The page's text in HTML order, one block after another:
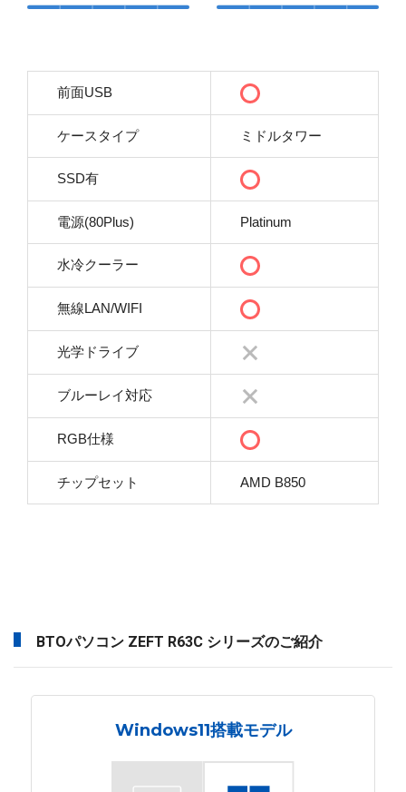
前面USB
ケースタイプ ミドルタワー
SSD有
電源(80Plus) Platinum
水冷クーラー
無線LAN/WIFI
光学ドライブ
ブルーレイ対応
RGB仕様
チップセット AMD B850
BTOパソコン ZEFT R63C シリーズのご紹介
Windows11搭載モデル